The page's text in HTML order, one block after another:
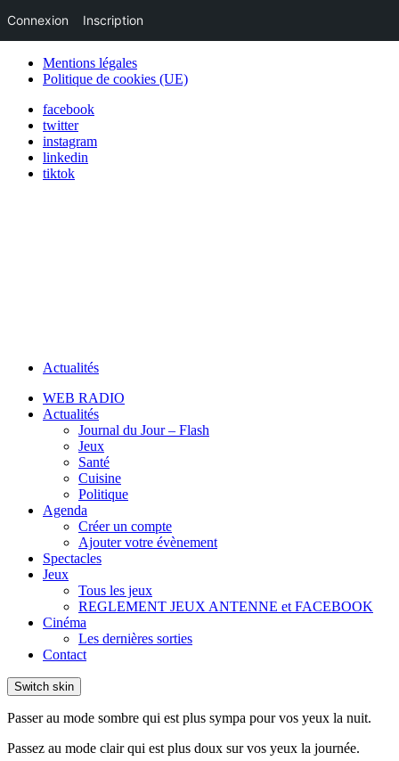
Mentions légales
Politique de cookies (UE)
facebook
twitter
instagram
linkedin
tiktok
Actualités
WEB RADIO
Actualités
Journal du Jour – Flash
Jeux
Santé
Cuisine
Politique
Agenda
Créer un compte
Ajouter votre évènement
Spectacles
Jeux
Tous les jeux
REGLEMENT JEUX ANTENNE et FACEBOOK
Cinéma
Les dernières sorties
Contact
Switch skin
Passer au mode sombre qui est plus sympa pour vos yeux la nuit.
Passez au mode clair qui est plus doux sur vos yeux la journée.
Connexion Inscription